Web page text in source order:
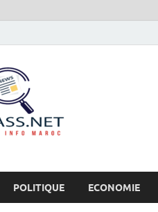
POLITIQUE ECONOMIE